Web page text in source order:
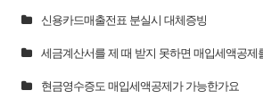
신용카드매출전표 분실시 대체증빙
세금계산서를 제 때 받지 못하면 매입세액공제
현금영수증도 매입세액공제가 가능한가요